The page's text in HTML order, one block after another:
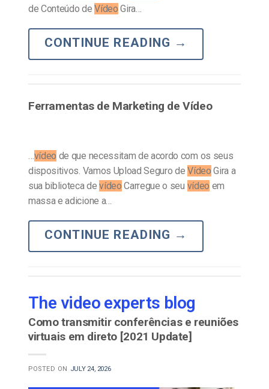
de Conteúdo deVídeo Gira…
CONTINUE READING →
Ferramentas de Marketing de Vídeo
vídeo de que necessitam de acordo com os seus
dispositivos. Vamos Upload Seguro deVídeo Gira a
sua biblioteca devídeo Carregue o seu vídeo em
massa e adicione a…
CONTINUE READING →
The video experts blog
Como transmitir conferências e reuniões
virtuais em direto [2021 Update]
POSTED ON JULY 24, 2026